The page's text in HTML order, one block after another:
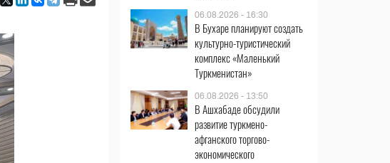
06.08.2026 - 16:30
В Бухаре планируют создать
культурно-туристический
комплекс «Маленький
Туркменистан»
06.08.2026 - 13:50
В Ашхабаде обсудили
развитие туркмено-
афганского торгово-
экономического